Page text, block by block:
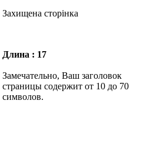
Захищена сторінка
Длина : 17
Замечательно, Ваш заголовок
страницы содержит от 10 до 70
символов.